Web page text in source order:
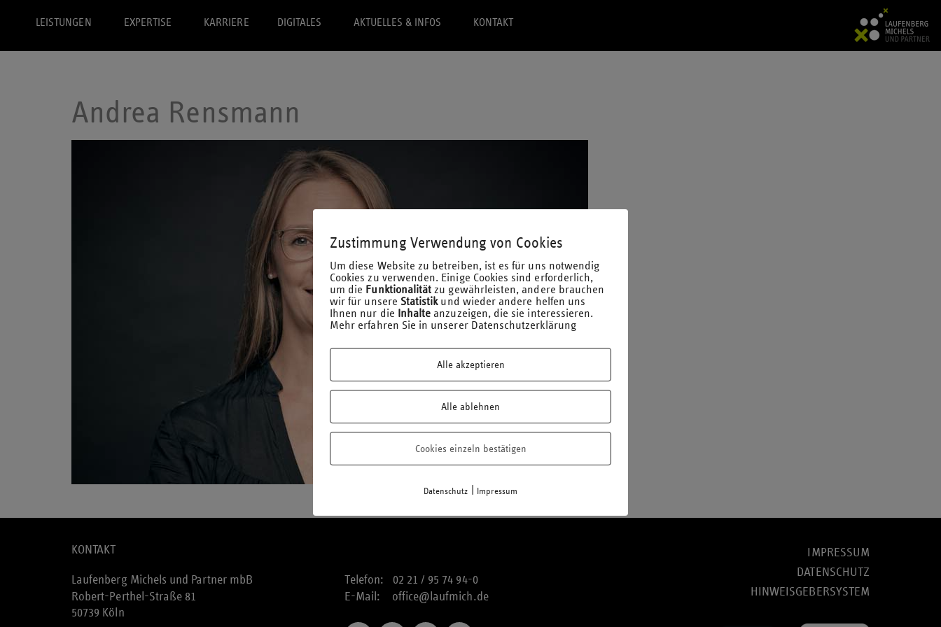
LEISTUNGEN EXPERTISE KARRIERE DIGITALES AKTUELLES & INFOS KONTAKT
Andrea Rensmann
KONTAKT
Laufenberg Michels und Partner mbB
Robert-Perthel-Straße 81
50739 Köln
Telefon: 02 21 / 95 74 94-0
E-Mail: office@laufmich.de
IMPRESSUM
DATENSCHUTZ
HINWEISGEBERSYSTEM
Zustimmung Verwendung von Cookies
Um diese Website zu betreiben, ist es für uns notwendig
Cookies zu verwenden. Einige Cookies sind erforderlich,
um die Funktionalität zu gewährleisten, andere brauchen
wir für unsere Statistikund wieder andere helfen uns
Ihnen nur die Inhalte anzuzeigen, die sie interessieren.
Mehr erfahren Sie in unserer Datenschutzerklärung
Alle akzeptieren
Alle ablehnen
Cookies einzeln bestätigen
Datenschutz Impressum